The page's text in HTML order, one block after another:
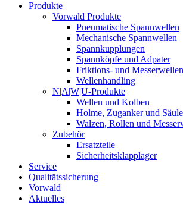
Produkte
Vorwald Produkte
Pneumatische Spannwellen
Mechanische Spannwellen
Spannkupplungen
Spannköpfe und Adpater
Friktions- und Messerwellen
Wellenhandling
N|A|W|U-Produkte
Wellen und Kolben
Holme, Zuganker und
Walzen, Rollen und
Zubehör
Ersatzteile
Sicherheitsklapplager
Service
Qualitätssicherung
Vorwald
Aktuelles